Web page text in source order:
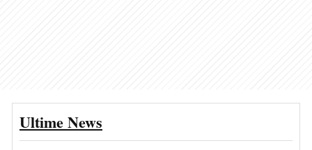
Ultime News